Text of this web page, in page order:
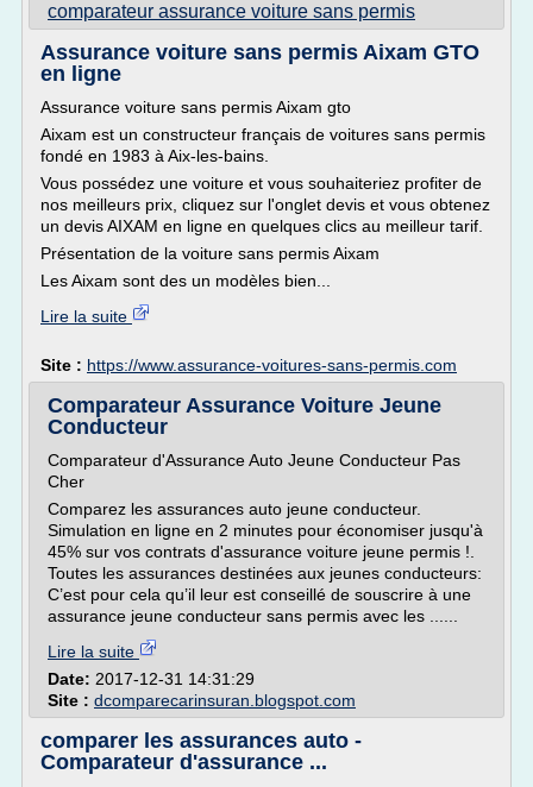
comparateur assurance voiture sans permis
Assurance voiture sans permis Aixam GTO
en ligne
Assurance voiture sans permis Aixam gto
Aixam est un constructeur français de voitures sans permis
fondé en 1983 à Aix-les-bains.
Vous possédez une voiture et vous souhaiteriez profiter de
nos meilleurs prix, cliquez sur l'onglet devis et vous obtenez
un devis AIXAM en ligne en quelques clics au meilleur tarif.
Présentation de la voiture sans permis Aixam
Les Aixam sont des un modèles bien...
Lire la suite
Site : https://www.assurance-voitures-sans-permis.com
Comparateur Assurance Voiture Jeune
Conducteur
Comparateur d'Assurance Auto Jeune Conducteur Pas
Cher
Comparez les assurances auto jeune conducteur.
Simulation en ligne en 2 minutes pour économiser jusqu'à
45% sur vos contrats d'assurance voiture jeune permis !.
Toutes les assurances destinées aux jeunes conducteurs:
C’est pour cela qu’il leur est conseillé de souscrire à une
assurance jeune conducteur sans permis avec les ......
Lire la suite
Date: 2017-12-31 14:31:29
Site : dcomparecarinsuran.blogspot.com
comparer les assurances auto -
Comparateur d'assurance ...